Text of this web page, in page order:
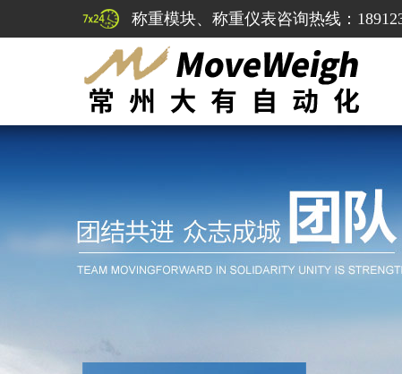
称重模块、称重仪表咨询热线：